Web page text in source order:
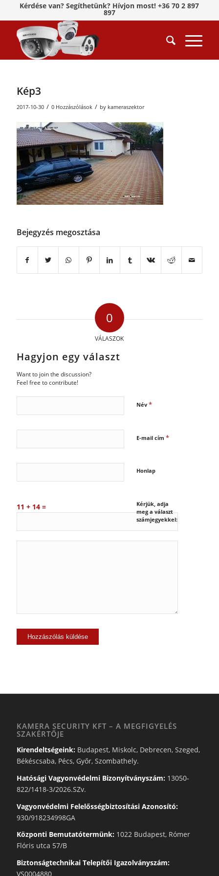
Kérdése van? Segíthetünk? Hívjon most! +36 70 2 897
897
Kép3
2017-10-30 / 0 Hozzászólások / by kameraszektor
Bejegyzés megosztása
0
VÁLASZOK
Hagyjon egy választ
Want to join the discussion?
Feel free to contribute!
Név *
E-mail cím *
Honlap
Kérjük, adja
meg a választ
számjegyekkel:
11 + 14 =
KAMERA SECURITY KFT – A MEGFIGYELÉS
SZAKÉRTŐJE
Kirendeltségeink:Budapest, Miskolc, Debrecen, Szeged,
Békéscsaba, Pécs, Győr, Szombathely.
Hatósági Vagyonvédelmi Bizonyítványszám:13050-
822/1418-3/2026.SZv.
Vagyonvédelmi Felelősségbiztosítási Azonosító:
930/918234998GA
Központi Bemutatótermünk:1022 Budapest, Rómer
Flóris utca 57/B
Biztonságtechnikai Telepítői Igazolványszám:
VS0004880